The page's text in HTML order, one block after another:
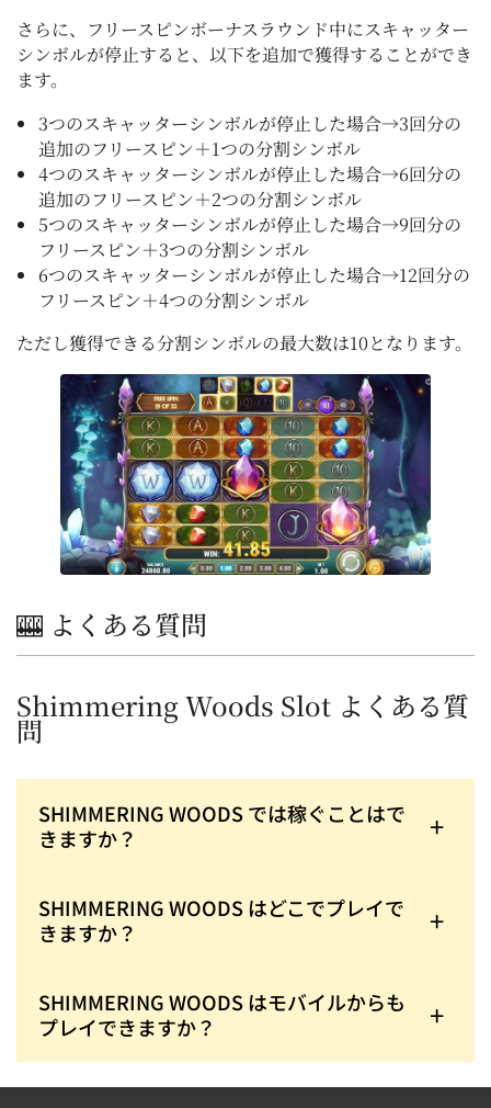
さらに、フリースピンボーナスラウンド中にスキャッター
シンボルが停止すると、以下を追加で獲得することができ
ます。
3つのスキャッターシンボルが停止した場合→3回分の
追加のフリースピン＋1つの分割シンボル
4つのスキャッターシンボルが停止した場合→6回分の
追加のフリースピン＋2つの分割シンボル
5つのスキャッターシンボルが停止した場合→9回分の
フリースピン＋3つの分割シンボル
6つのスキャッターシンボルが停止した場合→12回分の
フリースピン＋4つの分割シンボル
ただし獲得できる分割シンボルの最大数は10となります。
🎰 よくある質問
Shimmering Woods Slot よくある質
問
SHIMMERING WOODS では稼ぐことはで
きますか？
倍の配当を獲得することができます。
SHIMMERING WOODS はどこでプレイで
きますか？
ょう。
SHIMMERING WOODS はモバイルからも
プレイできますか？